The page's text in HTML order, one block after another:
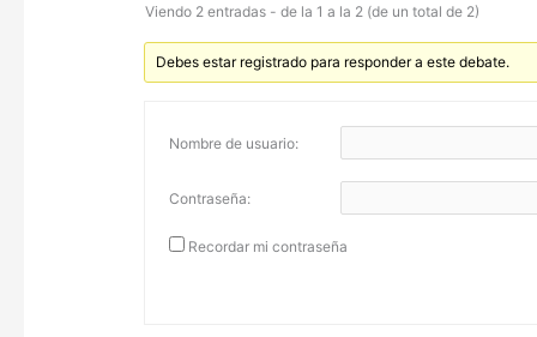
Viendo 2 entradas - de la 1 a la 2 (de un total de 2)
Debes estar registrado para responder a este debate.
Nombre de usuario:
Contraseña:
Recordar mi contraseña